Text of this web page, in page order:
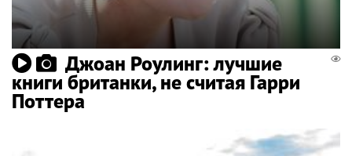
Джоан Роулинг: лучшие
книги британки, не считая Гарри
Поттера